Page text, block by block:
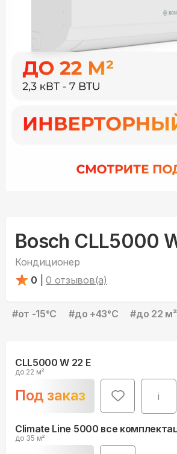
Bosch CLL5000
Кондиционер
0
0 отзывов(а)
#от -15°С #до +43°С #до 22 м²
CLL5000 W 22 E
до 22 м²
Под заказ i
Climate Line 5000 все
до 35 м²